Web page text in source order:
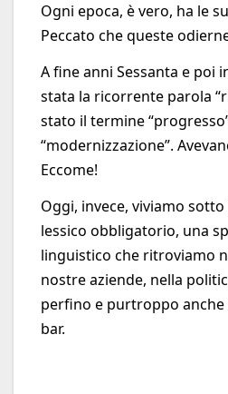
Ogni epoca, è vero, ha le
Peccato che queste
A fine anni Sessanta e poi
stata la ricorrente parola
stato il termine
“modernizzazione”.
Eccome!
Oggi, invece, viviamo
lessico obbligatorio, una
linguistico che ritroviamo
nostre aziende, nella
perfino e purtroppo anche
bar.